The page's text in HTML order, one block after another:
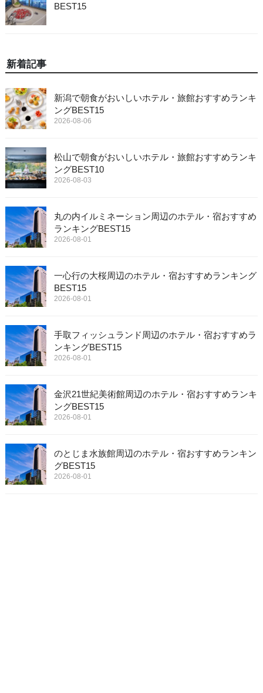
BEST15
新着記事
新潟で朝食がおいしいホテル・旅館おすすめランキ
ングBEST15
2026-08-06
松山で朝食がおいしいホテル・旅館おすすめランキ
ングBEST10
2026-08-03
丸の内イルミネーション周辺のホテル・宿おすすめ
ランキングBEST15
2026-08-01
一心行の大桜周辺のホテル・宿おすすめランキング
BEST15
2026-08-01
手取フィッシュランド周辺のホテル・宿おすすめラ
ンキングBEST15
2026-08-01
金沢21世紀美術館周辺のホテル・宿おすすめランキ
ングBEST15
2026-08-01
のとじま水族館周辺のホテル・宿おすすめランキン
グBEST15
2026-08-01